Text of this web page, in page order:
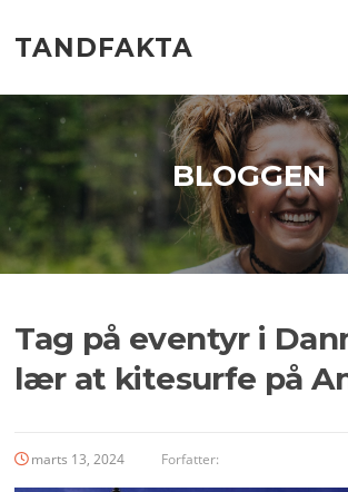
indhold
TANDFAKTA
BLOGGEN
Tag på eventyr i
lær at kitesurfe på
marts 13, 2024 Forfatter: